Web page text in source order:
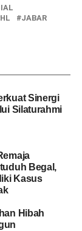
HL
JABAR
Sinergi
Silaturahmi
Begal,
Kasus
Hibah